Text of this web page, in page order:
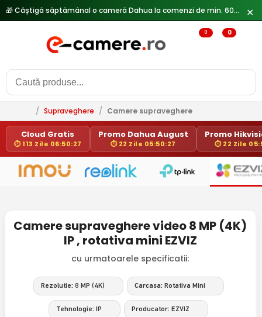
🎁 Câștigă săptămânal o cameră Dahua la comenzi de min. 600 lei — ✕
0 0
/ Supraveghere / Camere supraveghere
Cloud Gratis
⏱ 113 Zile 06:50:27
Promo Dahua August
⏱ 22 Zile 05:50:27
Promo
⏱ 22 Zile
Camere supraveghere video 8 MP (4K)
IP , rotativa mini EZVIZ
cu urmatoarele specificatii:
Rezolutie: 8 MP (4K) Carcasa: Rotativa Mini
Tehnologie: IP Producator: EZVIZ